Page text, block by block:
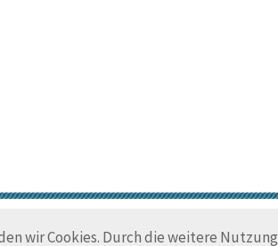
wir Cookies. Durch die weitere